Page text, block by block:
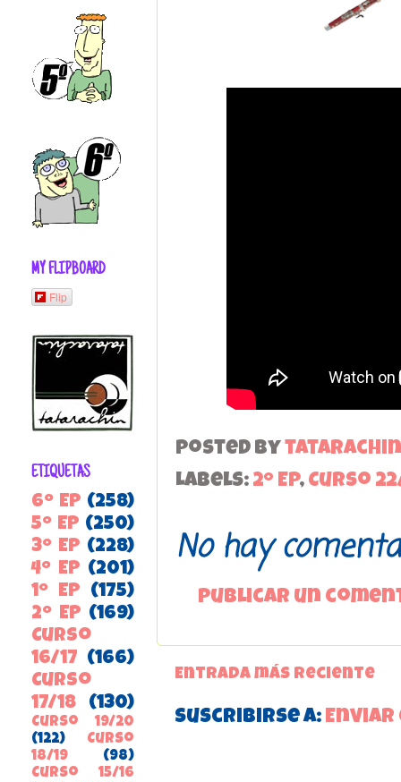
Posted by tatarachin
Labels: 2º EP, Curso
No hay
Publicar un
Entrada más reciente
Suscribirse a: Enviar
MY FLIPBOARD
Flip
ETIQUETAS
6º EP (258)
5º EP (250)
3º EP (228)
4º EP (201)
1º EP
(175)
2º EP (169)
Curso
16/17 (166)
Curso
17/18
(130)
Curso 19/20
(122)
Curso
18/19
(98)
Curso 15/16